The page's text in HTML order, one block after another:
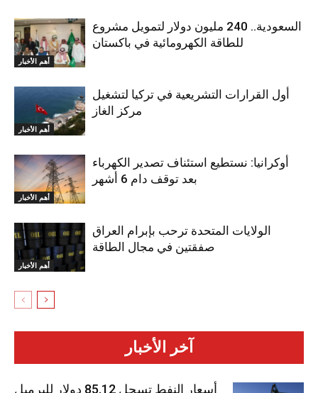
أهم الأخبار
السعودية.. 240 مليون دولار لتمويل مشروع
للطاقة الكهرومائية في باكستان
أهم الأخبار
أول القرارات التشريعية في تركيا لتشغيل
مركز الغاز
أهم الأخبار
أوكرانيا: نستطيع استئناف تصدير الكهرباء
بعد توقف دام 6 أشهر
أهم الأخبار
الولايات المتحدة ترحب بإبرام العراق
صفقتين في مجال الطاقة
آخر الأخبار
أسعار النفط تسجل 85.12 دولار للبرميل